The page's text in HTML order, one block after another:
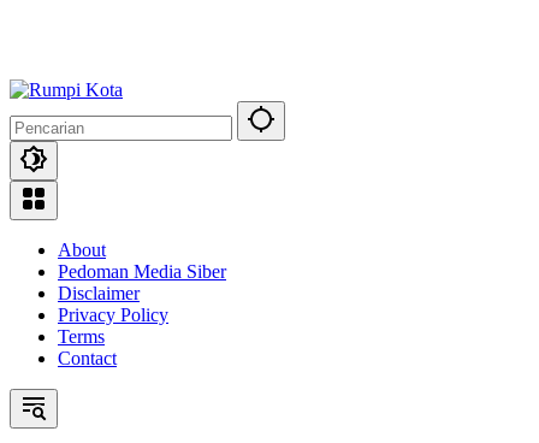
About
Pedoman Media Siber
Disclaimer
Privacy Policy
Terms
Contact